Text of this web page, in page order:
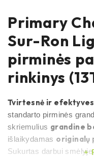
Primary
Sur-Ron
pirminės
rinkinys
Tvirtesnė ir
standarto pirminės
skriemulius grandine
išlaikydamas originalų
Sukurtas darbui